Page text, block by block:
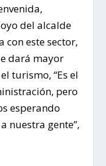
del alcalde
con este sector,
dará mayor
turismo, “Es el
pero
esperando
nuestra gente”,